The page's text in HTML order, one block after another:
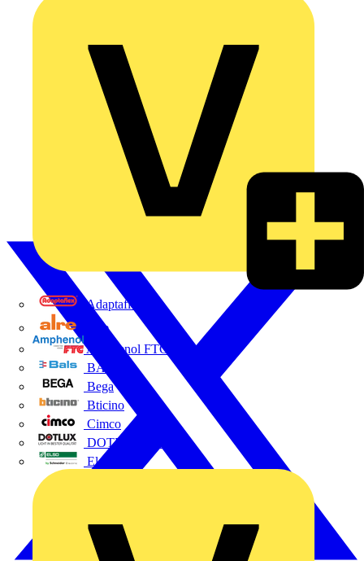
Adaptaflex
Alre
Amphenol FTG
BALS
Bega
Bticino
Cimco
DOTLUX GmbH
Elso